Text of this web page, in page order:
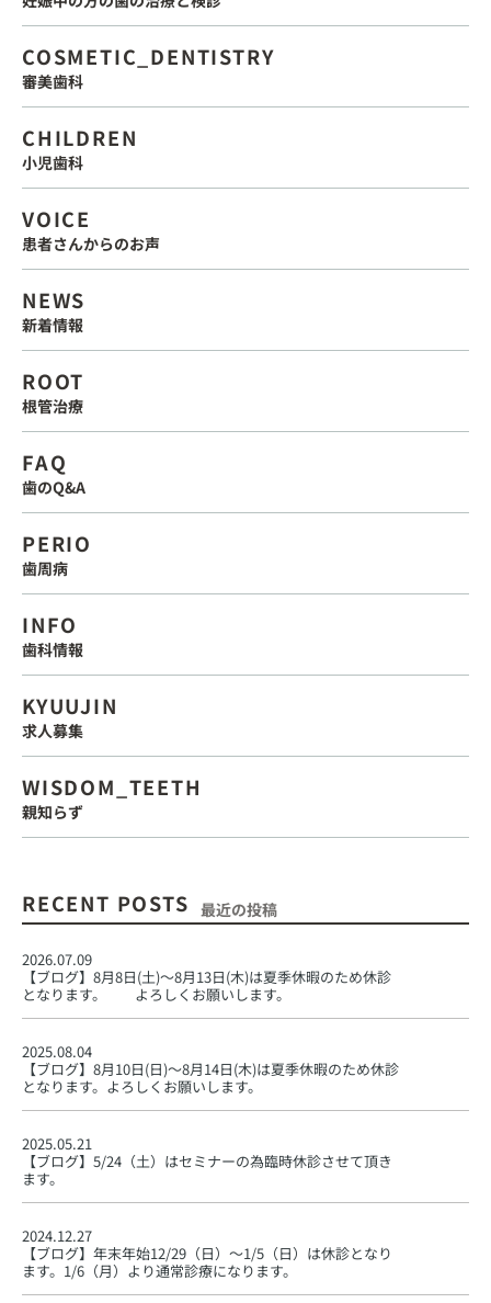
COSMETIC_DENTISTRY
審美歯科
CHILDREN
小児歯科
VOICE
患者さんからのお声
NEWS
新着情報
ROOT
根管治療
FAQ
歯のQ&A
PERIO
歯周病
INFO
歯科情報
KYUUJIN
求人募集
WISDOM_TEETH
親知らず
RECENT POSTS 最近の投稿
2026.07.09
【ブログ】 8月8日(土)〜8月13日(木)は夏季休暇のため休診
となります。 よろしくお願いします。
2025.08.04
【ブログ】 8月10日(日)〜8月14日(木)は夏季休暇のため休診
となります。よろしくお願いします。
2025.05.21
【ブログ】 5/24（土）はセミナーの為臨時休診させて頂き
ます。
2024.12.27
【ブログ】 年末年始12/29（日）〜1/5（日）は休診となり
ます。1/6（月）より通常診療になります。